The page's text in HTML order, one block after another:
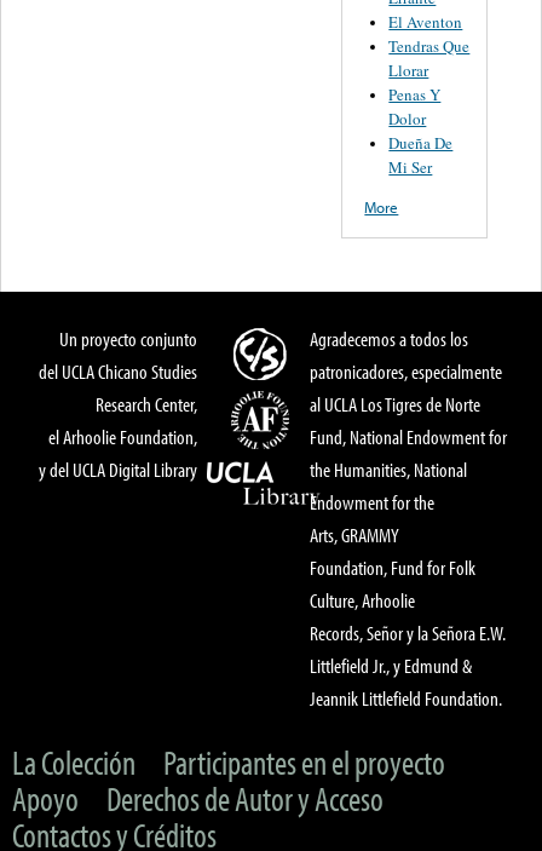
El Aventon
Tendras Que
Llorar
Penas Y
Dolor
Dueña De
Mi Ser
More
Un proyecto conjunto
del UCLA Chicano Studies
Research Center,
el Arhoolie Foundation,
y del UCLA Digital Library
Agradecemos a todos los
patronicadores, especialmente
al UCLA Los Tigres de Norte
Fund, National Endowment for
the Humanities, National
Endowment for the
Arts, GRAMMY
Foundation, Fund for Folk
Culture, Arhoolie
Records, Señor y la Señora E.W.
Littlefield Jr., y Edmund &
Jeannik Littlefield Foundation.
La Colección
Participantes en el proyecto
Apoyo
Derechos de Autor y Acceso
Contactos y Créditos